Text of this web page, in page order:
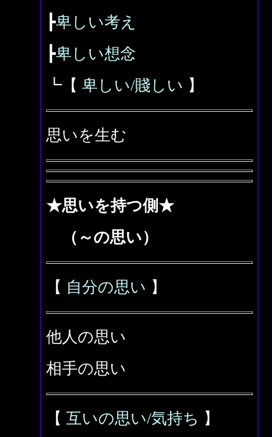
┣卑しい考え
┣卑しい想念
┗【 卑しい/賤しい 】
思いを生む
★思いを持つ側★
（～の思い）
【 自分の思い 】
他人の思い
相手の思い
【 互いの思い/気持ち 】